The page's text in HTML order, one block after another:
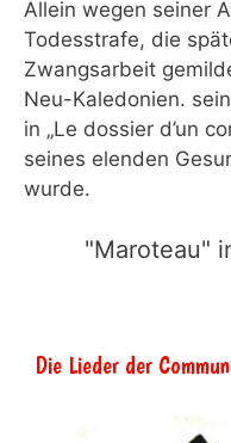
Allein wegen seiner
Todesstrafe, die
Zwangsarbeit
Neu-Kaledonien.
in „Le dossier d’un
seines elenden
wurde.
"Maroteau"
Die Lieder der